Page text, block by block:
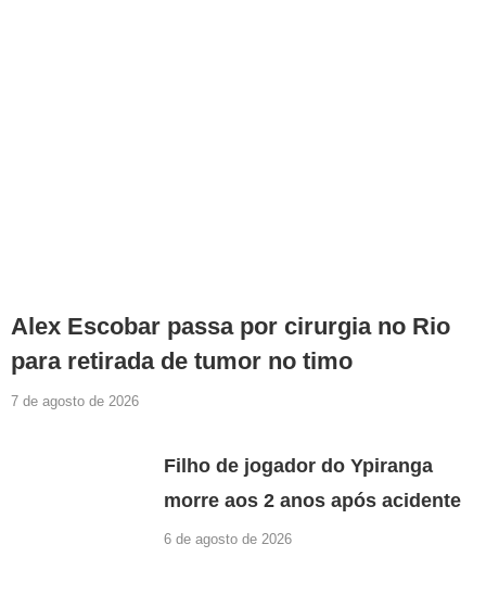
Alex Escobar passa por cirurgia no Rio
para retirada de tumor no timo
7 de agosto de 2026
Filho de jogador do Ypiranga
morre aos 2 anos após acidente
6 de agosto de 2026